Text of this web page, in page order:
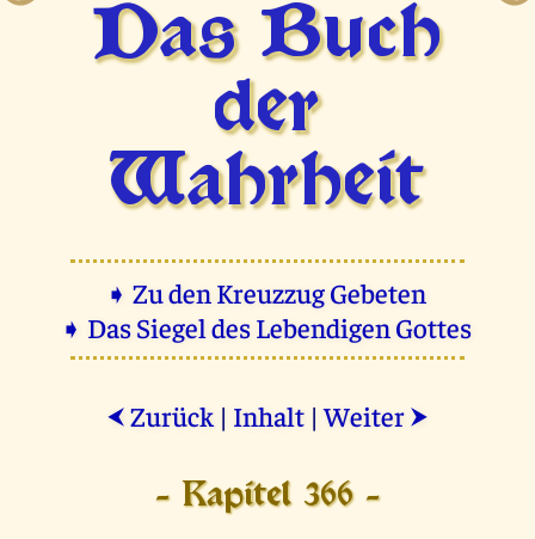
Das Buch
der
Wahrheit
➧ Zu den Kreuzzug Gebeten
➧ Das Siegel des Lebendigen Gottes
⮜ Zurück | Inhalt |Weiter ⮞
- Kapitel 366 -